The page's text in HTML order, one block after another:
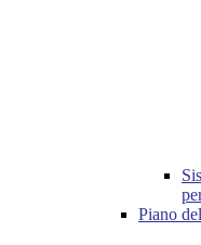
Piano